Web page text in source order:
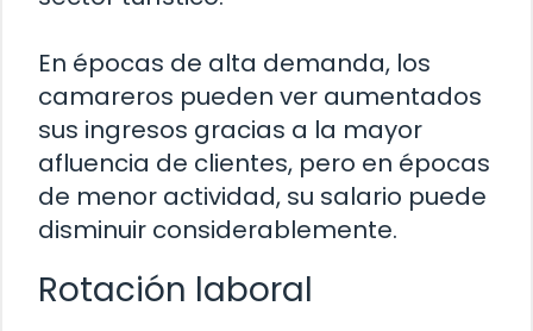
En épocas de alta demanda, los
camareros pueden ver aumentados
sus ingresos gracias a la mayor
afluencia de clientes, pero en épocas
de menor actividad, su salario puede
disminuir considerablemente.
Rotación laboral